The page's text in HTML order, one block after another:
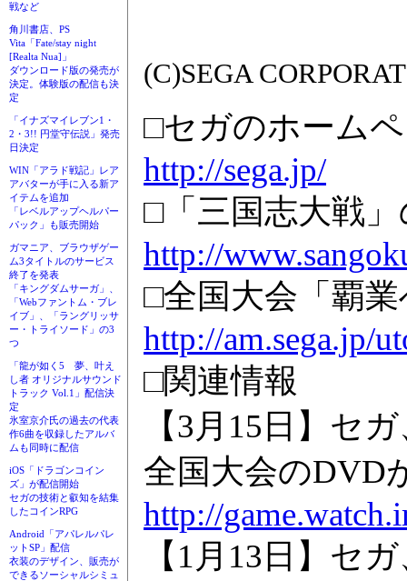
戦など
角川書店、PS
Vita「Fate/stay night
[Realta Nua]」
ダウンロード版の発売が
決定。体験版の配信も決
定
「イナズマイレブン1・
2・3!! 円堂守伝説」発売
日決定
WIN「アラド戦記」レア
アバターが手に入る新ア
イテムを追加
「レベルアップヘルパー
パック」も販売開始
ガマニア、ブラウザゲー
ム3タイトルのサービス
終了を発表
「キングダムサーガ」、
「Webファントム・ブレ
イブ」、「ラングリッサ
ー・トライソード」の3
つ
「龍が如く5 夢、叶え
し者 オリジナルサウンド
トラック Vol.1」配信決
定
氷室京介氏の過去の代表
作6曲を収録したアルバ
ムも同時に配信
iOS「ドラゴンコイン
ズ」が配信開始
セガの技術と叡知を結集
したコインRPG
Android「アパレルパレ
ットSP」配信
衣装のデザイン、販売が
できるソーシャルシミュ
(C)SEGA
□セガのホーム
http://sega.jp/
□「三国志大戦
http://
□全国大会「覇
http://am.sega.jp/
□関連情報
【3月15日】セ
全国大会のDVD
http://
【1月13日】セ